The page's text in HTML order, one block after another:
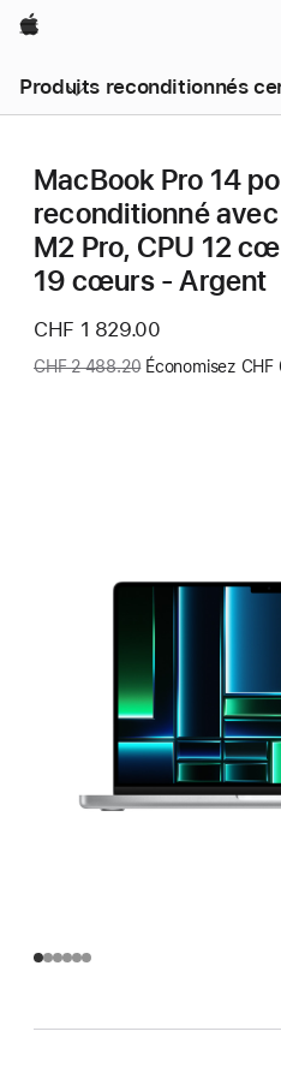
Apple
Produits reconditionnés
MacBook Pro 14
reconditionné
M2 Pro, CPU 12
19 cœurs - Argent
Nouveau
prix
CHF 1 829.00
Ancien
CHF 2 488.20 Économisez